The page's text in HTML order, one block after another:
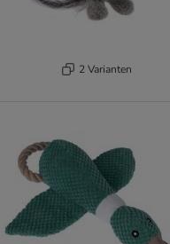
2 Varianten